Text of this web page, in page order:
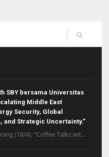
SBY bersama Universitas
Middle East
Security, Global
and Strategic Uncertainty.”
(18/4), “Coffee Talks wit...